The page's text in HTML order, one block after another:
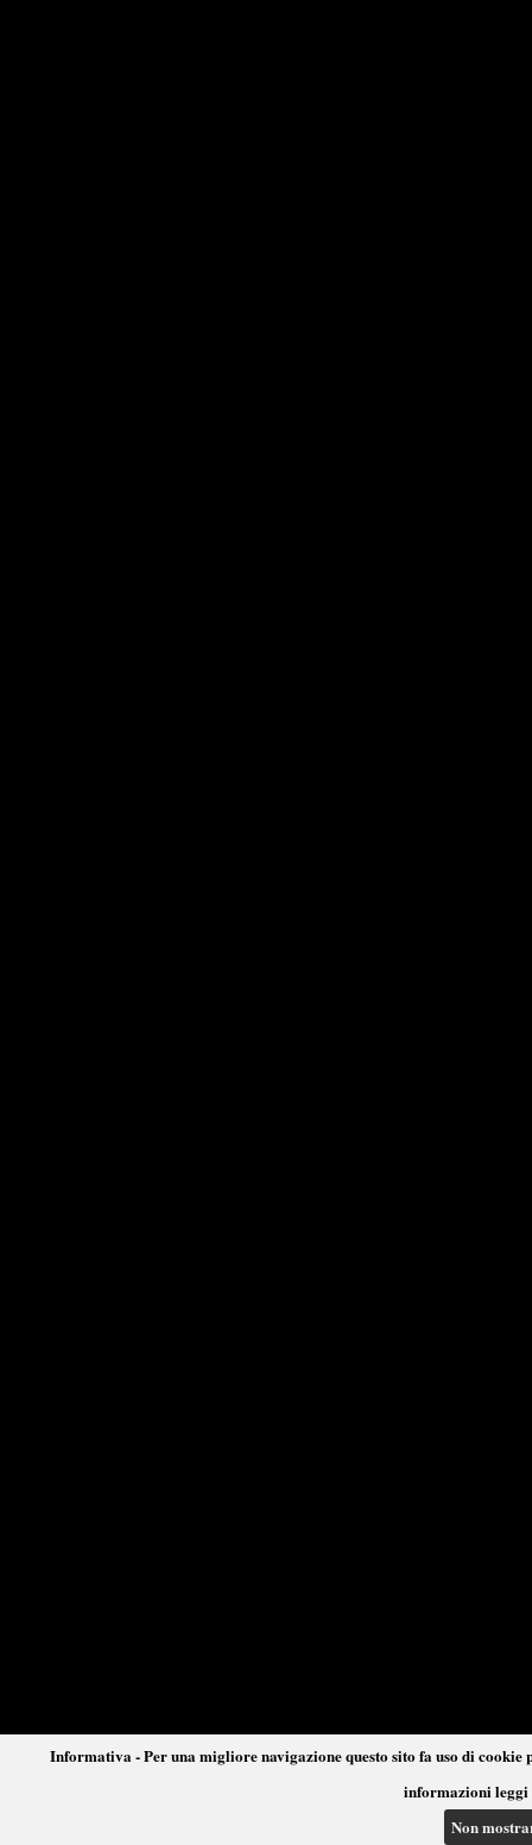
Informativa - Per una migliore navigazione questo sito fa uso di
informazioni leggi
Non